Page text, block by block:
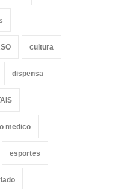
cultura
dispensa
medico
esportes